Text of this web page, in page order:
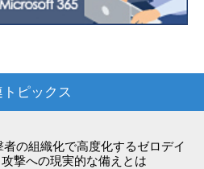
トピックス
者の組織化で高度化するゼロデイ
撃への現実的な備えとは